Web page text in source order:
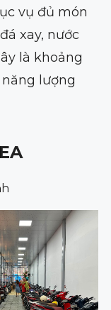
vụ đủ món
xay, nước
là khoảng
lượng